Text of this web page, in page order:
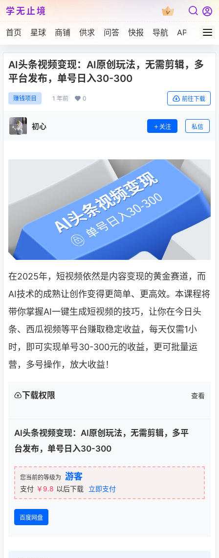
学无止境
首页 星球 商铺 供求 问答 快报 导航 APP下载
AI头条视频变现：AI原创玩法，无需剪辑，多
平台发布，单号日入30-300
赚钱项目 1 年前 0 前往下载
初心 关注 私信
在2025年，短视频依然是内容变现的黄金赛道，而
AI技术的成熟让创作变得更简单、更高效。本课程将
带你掌握AI一键生成短视频的技巧，让你在今日头
条、西瓜视频等平台赚取稳定收益，每天仅需1小
时，即可实现单号30-300元的收益，更可批量运
营，多号操作，放大收益！
下载权限 查看
AI头条视频变现：AI原创玩法，无需剪辑，多平
台发布，单号日入30-300
您当前的等级为 游客
支付 ￥9.8 以后下载 立即支付
百度网盘